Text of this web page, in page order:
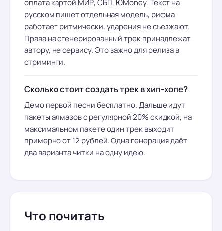
оплата картой МИР, СБП, ЮMoney. Текст на
русском пишет отдельная модель, рифма
работает ритмически, ударения не съезжают.
Права на сгенерированный трек принадлежат
автору, не сервису. Это важно для релиза в
стриминги.
Сколько стоит создать трек в хип-хопе?
Демо первой песни бесплатно. Дальше идут
пакеты алмазов с регулярной 20% скидкой, на
максимальном пакете один трек выходит
примерно от 12 рублей. Одна генерация даёт
два варианта читки на одну идею.
Что почитать